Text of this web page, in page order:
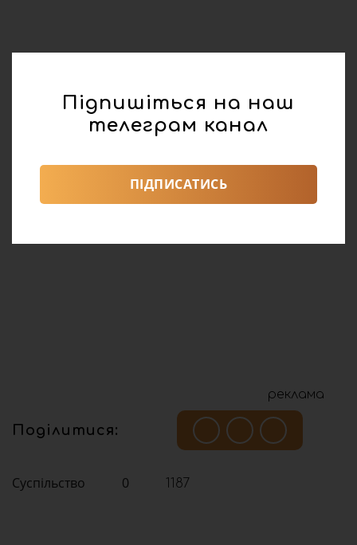
реклама
Поділитися:
Суспільство 0 1187
Підпишіться на наш
телеграм канал
ПІДПИСАТИСЬ